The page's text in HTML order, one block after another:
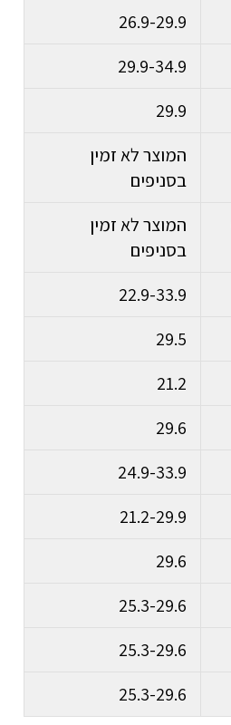
26.9-29.9
29.9-34.9
29.9
המוצר לא זמין
בסניפים
המוצר לא זמין
בסניפים
22.9-33.9
29.5
21.2
29.6
24.9-33.9
21.2-29.9
29.6
25.3-29.6
25.3-29.6
25.3-29.6